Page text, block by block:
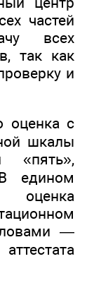
частей
всех
так как
и
оценка с
шкалы
«пять»,
едином
оценка
—